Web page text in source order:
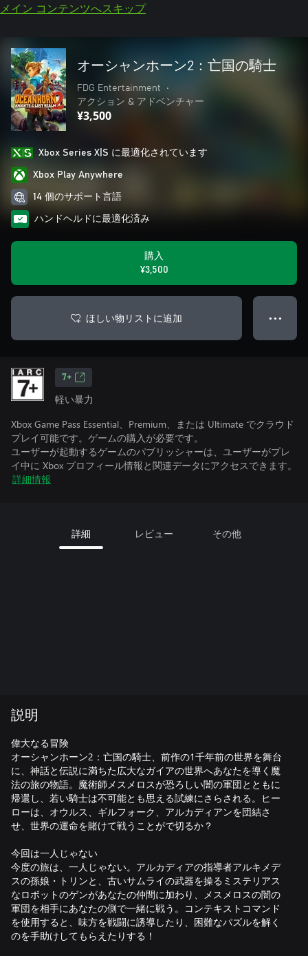
メイン コンテンツへスキップ
オーシャンホーン2：亡国の騎士
FDG Entertainment
•
アクション & アドベンチャー
¥3,500
Xbox Series X|S に最適化されています
Xbox Play Anywhere
14 個のサポート言語
ハンドヘルドに最適化済み
購入
¥3,500
ほしい物リストに追加 ● ● ●
7+
軽い暴力
Xbox Game Pass Essential、Premium、または Ultimate でクラウド
プレイ可能です。ゲームの購入が必要です。
ユーザーが起動するゲームのパブリッシャーは、ユーザーがプレ
イ中に Xbox プロフィール情報と関連データにアクセスできます。
詳細情報
詳細 レビュー その他
説明
偉大なる冒険
オーシャンホーン2：亡国の騎士、前作の1千年前の世界を舞台
に、神話と伝説に満ちた広大なガイアの世界へあなたを導く魔
法の旅の物語。魔術師メスメロスが恐ろしい闇の軍団とともに
帰還し、若い騎士は不可能とも思える試練にさらされる。ヒー
ローは、オウルス、ギルフォーク、アルカディアンを団結さ
せ、世界の運命を賭けて戦うことがで切るか？
今回は一人じゃない
今度の旅は、一人じゃない。アルカディアの指導者アルキメデ
スの孫娘・トリンと、古いサムライの武器を操るミステリアス
なロボットのゲンがあなたの仲間に加わり、メスメロスの闇の
軍団を相手にあなたの側で一緒に戦う。コンテキストコマンド
を使用すると、味方を戦闘に誘導したり、困難なパズルを解く
のを手助けしてもらえたりする！